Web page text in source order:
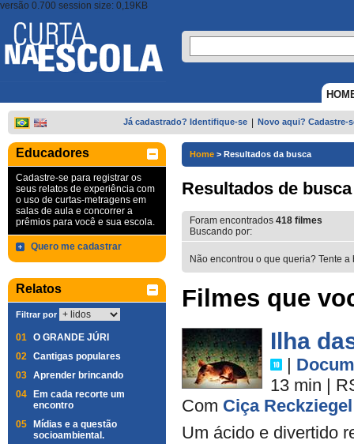
versão 0.700 session size: 0,19KB
Já cadastrado? Identifique-se Novo aqui? Cadastre-
Educadores
Cadastre-se para registrar os
seus relatos de experiência com
o uso de curtas-metragens em
salas de aula e concorrer a
prêmios para você e sua escola.
Quero me cadastrar
Relatos
Filtrar por
01 O GRANDE JÚRI
02 Cantigas populares
03 Aprender brincando
04
Em cada recorte um
encontro
05
Mídias e a questão
socioambiental.
Home > Resultados da busca
Resultados de busca
Foram encontrados 418 filmes
Buscando por:
Não encontrou o que queria? Tente
Filmes que
Ilha
|
13 min |
Com Ciça Reckziegel
Um ácido e divertido